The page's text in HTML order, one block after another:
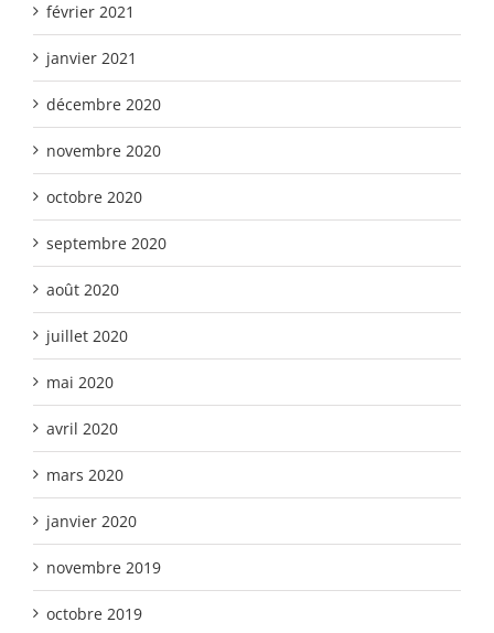
février 2021
janvier 2021
décembre 2020
novembre 2020
octobre 2020
septembre 2020
août 2020
juillet 2020
mai 2020
avril 2020
mars 2020
janvier 2020
novembre 2019
octobre 2019